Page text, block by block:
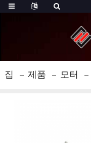
집 제품 모터